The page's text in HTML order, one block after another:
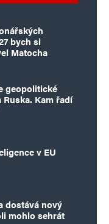
bych si
Matocha
geopolitické
Kam řadí
v EU
dostává nový
mohlo sehrát